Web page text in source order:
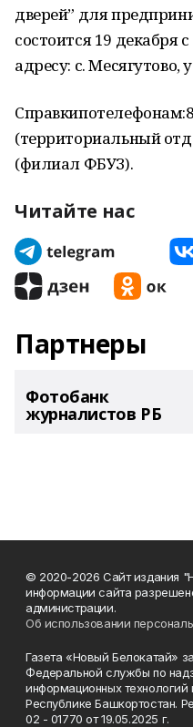
дверей” для
состоится 19 декабря
адресу: с. Месягутово,
(территориальный
(филиал ФБУЗ).
Читайте нас
Партнеры
Фотобанк
журналистов РБ
© 2020-2026 Сайт издания
информации сайта
администрации.
Об использовании
Газета «Новый Белокатай»
Федеральной службы по
информационных
Республике Башкортостан.
02 - 01770 от 19.05.2025 г.